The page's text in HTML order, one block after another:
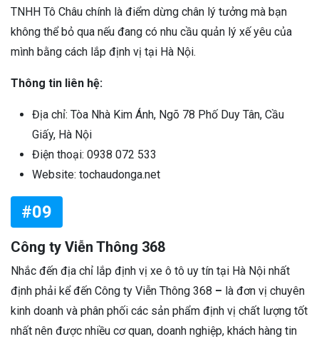
TNHH Tô Châu chính là điểm dừng chân lý tưởng mà bạn
không thể bỏ qua nếu đang có nhu cầu quản lý xế yêu của
mình bằng cách lắp định vị tại Hà Nội.
Thông tin liên hệ:
Địa chỉ: Tòa Nhà Kim Ánh, Ngõ 78 Phố Duy Tân, Cầu
Giấy, Hà Nội
Điện thoại: 0938 072 533
Website: tochaudonga.net
#09
Công ty Viễn Thông 368
Nhắc đến địa chỉ lắp định vị xe ô tô uy tín tại Hà Nội nhất
định phải kể đến Công ty Viễn Thông 368 – là đơn vị chuyên
kinh doanh và phân phối các sản phẩm định vị chất lượng tốt
nhất nên được nhiều cơ quan, doanh nghiệp, khách hàng tin